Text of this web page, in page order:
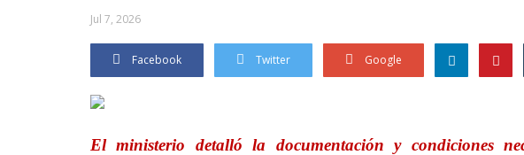
Jul 7, 2026
Facebook Twitter Google
El ministerio detalló la documentación y condiciones